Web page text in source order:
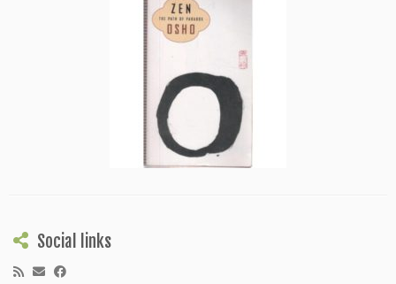
Social links